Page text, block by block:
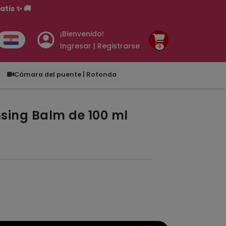
¡Bienvenido!
Ingresar | Registrarse
0
Cámara del puente | Rotonda
Balm de 100 ml